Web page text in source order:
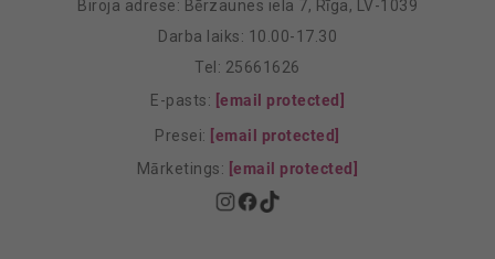
Biroja adrese: Bērzaunes iela 7, Rīga, LV-1039
Darba laiks: 10.00-17.30
Tel: 25661626
E-pasts: [email protected]
Presei: [email protected]
Mārketings: [email protected]